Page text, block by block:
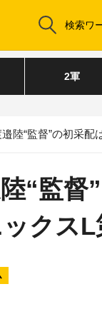
2軍
邉陸“監督”の初采
陸“監
クスL